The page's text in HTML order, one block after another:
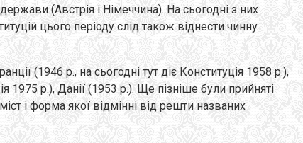
(Австрія і Німеччина). На сьогодні з них
цього періоду слід також віднести чинну
(1946 р., на сьогодні тут діє Конституція 1958 p.),
1975 p.), Данії (1953 p.). Ще пізніше були прийняті
і форма якої відмінні від решти названих